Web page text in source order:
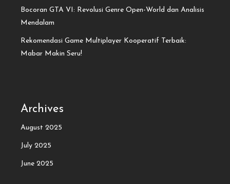
Bocoran GTA VI: Revolusi Genre Open-World dan Analisis
Mendalam
Rekomendasi Game Multiplayer Kooperatif Terbaik:
Mabar Makin Seru!
Archives
August 2025
July 2025
June 2025